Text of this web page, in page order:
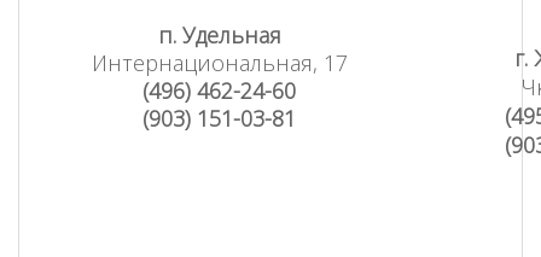
п. Удельная
Интернациональная, 17
(496) 462-24-60
(903) 151-03-81
г.